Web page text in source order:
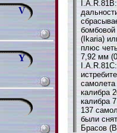
V
Y
(Ikaria)
плюс
7,92 мм
калибра
калибра
137
были
Брасов